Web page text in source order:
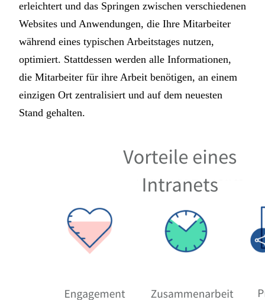
erleichtert und das Springen zwischen verschiedenen
Websites und Anwendungen, die Ihre Mitarbeiter
während eines typischen Arbeitstages nutzen,
optimiert. Stattdessen werden alle Informationen,
die Mitarbeiter für ihre Arbeit benötigen, an einem
einzigen Ort zentralisiert und auf dem neuesten
Stand gehalten.